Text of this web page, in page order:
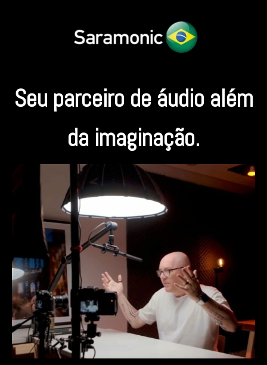
Seu parceiro de áudio além
da imaginação.